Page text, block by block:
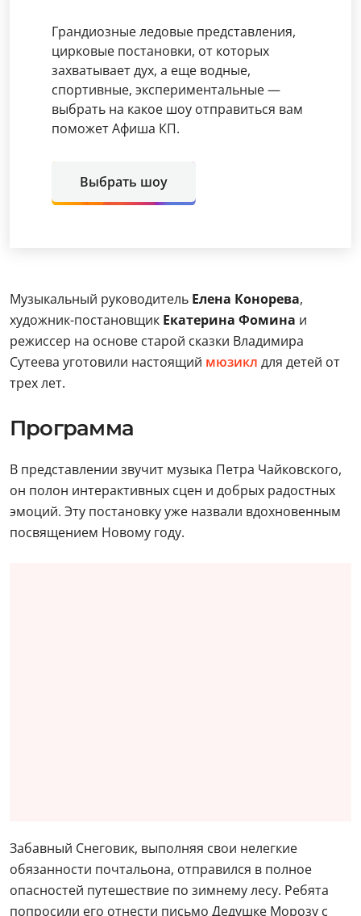
Грандиозные ледовые представления,
цирковые постановки, от которых
захватывает дух, а еще водные,
спортивные, экспериментальные —
выбрать на какое шоу отправиться вам
поможет Афиша КП.
Выбрать шоу
Музыкальный руководитель Елена Конорева,
художник-постановщик Екатерина Фомина и
режиссер на основе старой сказки Владимира
Сутеева уготовили настоящий мюзикл для детей от
трех лет.
Программа
В представлении звучит музыка Петра Чайковского,
он полон интерактивных сцен и добрых радостных
эмоций. Эту постановку уже назвали вдохновенным
посвящением Новому году.
Забавный Снеговик, выполняя свои нелегкие
обязанности почтальона, отправился в полное
опасностей путешествие по зимнему лесу. Ребята
попросили его отнести письмо Дедушке Морозу с